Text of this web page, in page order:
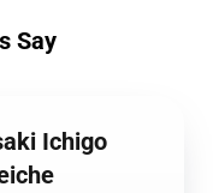
Say
Ichigo